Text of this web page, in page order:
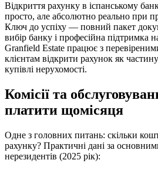
Відкриття рахунку в іспанському
просто, але абсолютно реально при
Ключ до успіху — повний пакет
вибір банку і професійна підтримка
Granfield Estate працює з
клієнтам відкрити рахунок як
купівлі нерухомості.
Комісії та
платити щомісяця
Одне з головних питань: скільки
рахунку? Практичні дані за
нерезидентів (2025 рік):